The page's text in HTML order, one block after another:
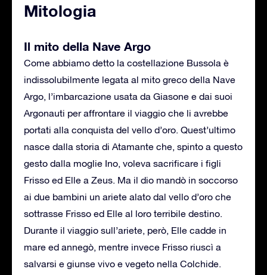
Mitologia
Il mito della Nave Argo
Come abbiamo detto la costellazione Bussola è
indissolubilmente legata al mito greco della Nave
Argo, l’imbarcazione usata da Giasone e dai suoi
Argonauti per affrontare il viaggio che li avrebbe
portati alla conquista del vello d’oro. Quest’ultimo
nasce dalla storia di Atamante che, spinto a questo
gesto dalla moglie Ino, voleva sacrificare i figli
Frisso ed Elle a Zeus. Ma il dio mandò in soccorso
ai due bambini un ariete alato dal vello d’oro che
sottrasse Frisso ed Elle al loro terribile destino.
Durante il viaggio sull’ariete, però, Elle cadde in
mare ed annegò, mentre invece Frisso riuscì a
salvarsi e giunse vivo e vegeto nella Colchide.